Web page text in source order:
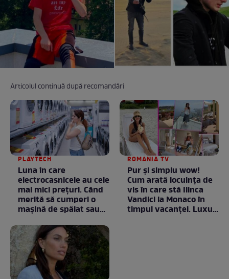
Articolul continuă după recomandări
PLAYTECH
Luna în care
electrocasnicele au cele
mai mici prețuri. Când
merită să cumperi o
mașină de spălat sau
ROMANIA TV
Pur și simplu wow!
Cum arată locuința de
vis în care stă Ilinca
Vandici la Monaco în
timpul vacanței. Luxul